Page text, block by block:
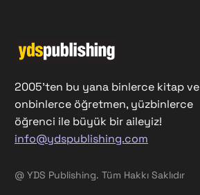
2005'ten bu yana binlerce kitap ve
onbinlerce öğretmen, yüzbinlerce
öğrenci ile büyük bir aileyiz!
info@ydspublishing.com
@ YDS Publishing. Tüm Hakkı Saklıdır